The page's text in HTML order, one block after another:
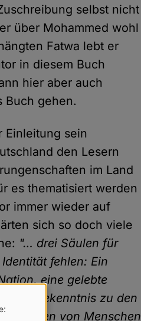
selbst nicht
über Mohammed wohl
Fatwa lebt er
in diesem Buch
hier aber auch
Buch gehen.
Einleitung sein
den Lesern
im Land
es thematisiert werden
immer wieder auf
sich so doch viele
"… drei Säulen für
fehlen: Ein
eine gelebte
Bekenntnis zu den
von Menschen